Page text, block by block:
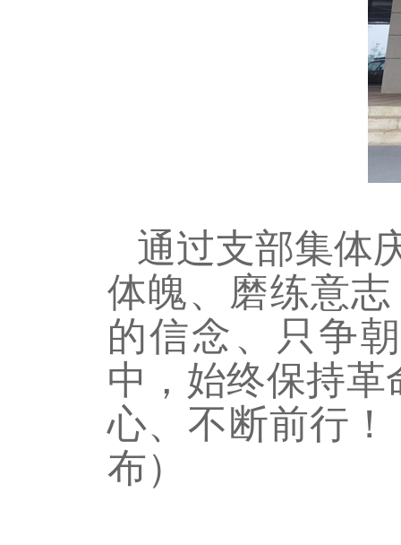
通过支部集体
体魄、磨练意
的信念、只争
中，始终保持
心、不断前行
布）